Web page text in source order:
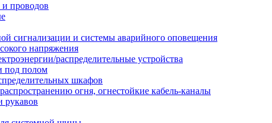
проводов
сигнализации и системы аварийного оповещения
напряжения
распределительные устройства
под полом
шкафов
огня, огнестойкие кабель-каналы
рукавов